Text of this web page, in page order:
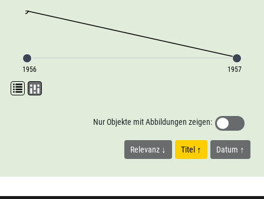
1956 1957
Relevanz Titel Datum
Nur Objekte mit Abbildungen zeigen: